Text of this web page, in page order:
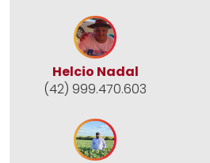
Helcio Nadal
(42) 999.470.603